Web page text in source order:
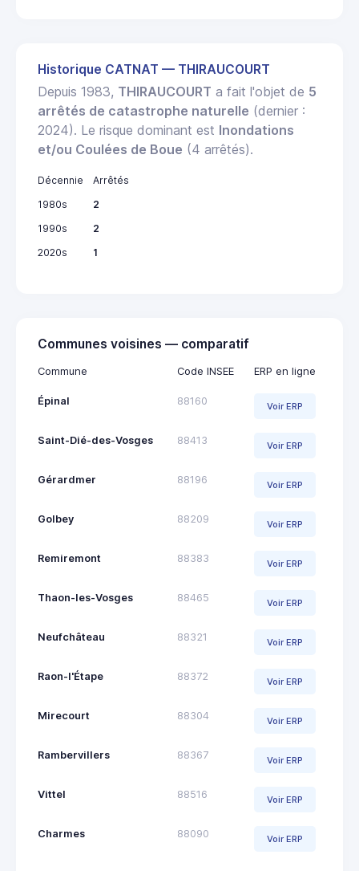
Historique CATNAT — THIRAUCOURT
Depuis 1983, THIRAUCOURT a fait l'objet de 5
arrêtés de catastrophe naturelle (dernier :
2024). Le risque dominant est Inondations
et/ou Coulées de Boue (4 arrêtés).
Décennie
Arrêtés
1980s
2
1990s
2
2020s
1
Communes voisines — comparatif
Commune Code INSEE ERP en ligne
Épinal 88160 Voir ERP
Saint-Dié-des-Vosges 88413 Voir ERP
Gérardmer 88196 Voir ERP
Golbey 88209 Voir ERP
Remiremont 88383 Voir ERP
Thaon-les-Vosges 88465 Voir ERP
Neufchâteau 88321 Voir ERP
Raon-l'Étape 88372 Voir ERP
Mirecourt 88304 Voir ERP
Rambervillers 88367 Voir ERP
Vittel 88516 Voir ERP
Charmes 88090 Voir ERP